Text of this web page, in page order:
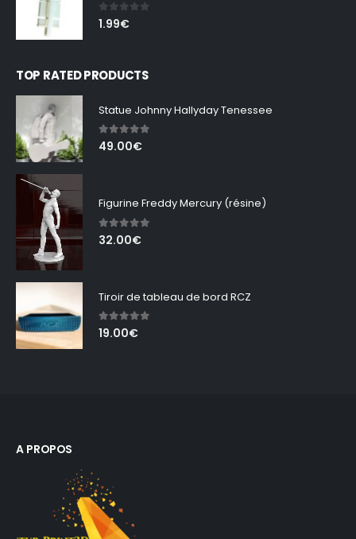
0 out of 5
1.99€
TOP RATED PRODUCTS
Statue Johnny Hallyday Tenessee
5.00out of 5
49.00€
Figurine Freddy Mercury (résine)
5.00out of 5
32.00€
Tiroir de tableau de bord RCZ
5.00out of 5
19.00€
A PROPOS